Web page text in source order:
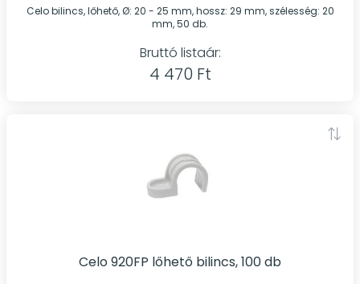
Celo bilincs, lőhető, Ø: 20 - 25 mm, hossz: 29 mm, szélesség: 20
mm, 50 db.
Bruttó listaár:
4 470 Ft
Celo 920FP lőhető bilincs, 100 db